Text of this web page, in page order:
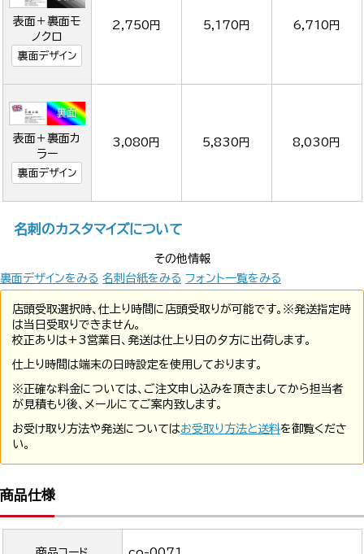
表面＋裏面モ
ノクロ
裏面デザイン
2,750円 5,170円 6,710円
表面＋裏面カ
ラー
裏面デザイン
3,080円 5,830円 8,030円
名刺のカスタマイズについて
その他情報
裏面デザインをみる 名刺台紙をみる フォント一覧をみる
店頭受取選択時、仕上り時間に店頭受取りが可能です。※発送指定時
は当日受取りできません。
校正ありは+3営業日、発送は仕上り日の夕方に出荷します。
仕上り時間は端末の日時設定を使用しております。
※正確な料金については、ご注文申し込みを頂きましてから担当者
が見積もり後、メールにてご案内致します。
お受け取り方法や発送についてはお受取り方法と送料を御覧くださ
い。
商品仕様